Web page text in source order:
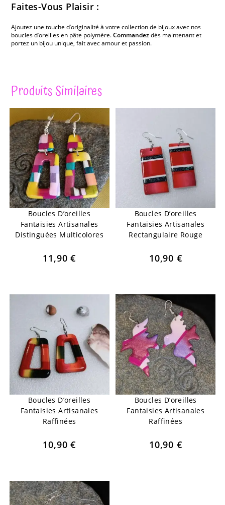
Faites-Vous Plaisir :
Ajoutez une touche d’originalité à votre collection de bijoux avec nos
boucles d’oreilles en pâte polymère.Commandezdès maintenant et
portez un bijou unique, fait avec amour et passion.
Produits Similaires
Boucles D’oreilles
Fantaisies Artisanales
Distinguées Multicolores
11,90€
Boucles D’oreilles
Fantaisies Artisanales
Rectangulaire Rouge
10,90 €
Boucles D’oreilles
Fantaisies Artisanales
Raffinées
10,90€
Boucles D’oreilles
Fantaisies Artisanales
Raffinées
10,90 €